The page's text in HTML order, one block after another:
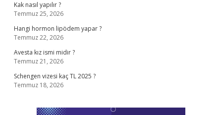
Kak nasıl yapılır ?
Temmuz 25, 2026
Hangi hormon lipödem yapar ?
Temmuz 22, 2026
Avesta kız ismi midir ?
Temmuz 21, 2026
Schengen vizesi kaç TL 2025 ?
Temmuz 18, 2026